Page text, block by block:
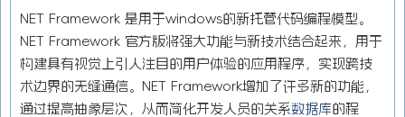
NET Framework 是用于windows的新托管代码编程模型。
NET Framework 官方版将强大功能与新技术结合起来，用于
构建具有视觉上引人注目的用户体验的应用程序，实现跨技
术边界的无缝通信。NET Framework增加了许多新的功能，
通过提高抽象层次，从而简化开发人员的关系数据库的程